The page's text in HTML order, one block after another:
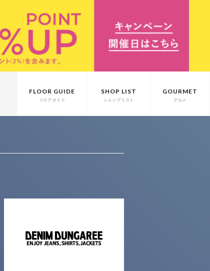
FLOOR GUIDE
フロアガイド
SHOP LIST
ショップリスト
GOURMET
グルメ